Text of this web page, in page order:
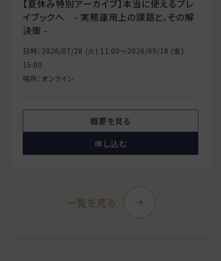
【夏休み特別アーカイブ】本当に使えるプレ
イブックへ - 実務運用上の課題と、その解
決策 -
日時：2026/07/28 (火) 11:00〜2026/09/18 (金)
15:00
場所：オンライン
概要を見る
申し込む
一覧を見る